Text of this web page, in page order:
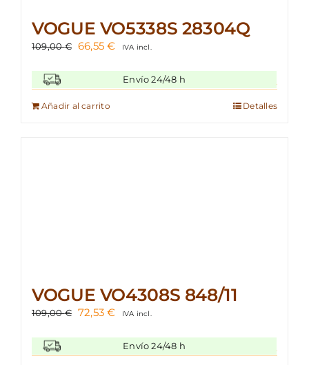
VOGUE VO5338S 28304Q
109,00€ El
era:
109,00 €.
66,55€El
actual
es:
IVA incl.
Envío 24/48 h
Añadir al carrito Detalles
VOGUE VO4308S 848/11
109,00€ El
era:
72,53€El
actual
es:
IVA incl.
Envío 24/48 h